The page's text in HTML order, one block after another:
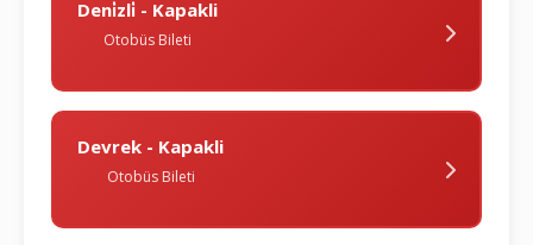
Deni̇zli̇ - Kapakli
Otobüs Bileti
Devrek - Kapakli
Otobüs Bileti